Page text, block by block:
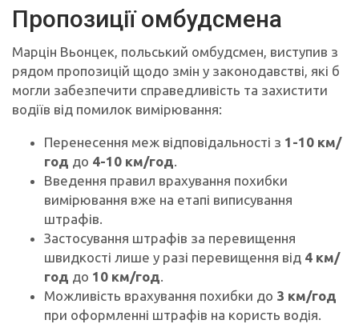
Пропозиції омбудсмена
Марцін Вьонцек, польський омбудсмен, виступив з
рядом пропозицій щодо змін у законодавстві, які б
могли забезпечити справедливість та захистити
водіїв від помилок вимірювання:
Перенесення меж відповідальності з 1-10 км/
год до 4-10 км/год.
Введення правил врахування похибки
вимірювання вже на етапі виписування
штрафів.
Застосування штрафів за перевищення
швидкості лише у разі перевищення від 4 км/
год до 10 км/год.
Можливість врахування похибки до 3 км/год
при оформленні штрафів на користь водія.